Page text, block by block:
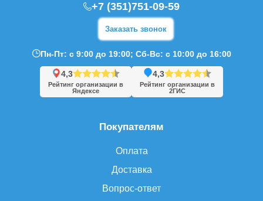
Покупателям
Оплата
Доставка
Вопрос-ответ
+7 (351)751-09-59
Заказать звонок
Пн-Пт: с 9:00 до 19:00; Сб-Вс: с 10:00 до 16:00
4,3
Рейтинг организации в
Яндексе
4,3
Рейтинг организации в
2ГИС